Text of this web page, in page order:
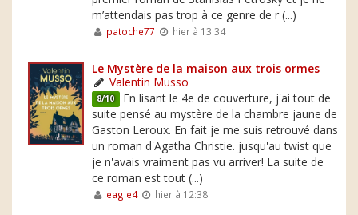
m’attendais pas trop à ce genre de r (...)
patoche77 hier à 13:34
Le Mystère de la maison aux trois ormes
Valentin Musso
8/10 En lisant le 4e de couverture, j'ai tout de
suite pensé au mystère de la chambre jaune de
Gaston Leroux. En fait je me suis retrouvé dans
un roman d'Agatha Christie. jusqu'au twist que
je n'avais vraiment pas vu arriver! La suite de
ce roman est tout (...)
eagle4 hier à 12:38